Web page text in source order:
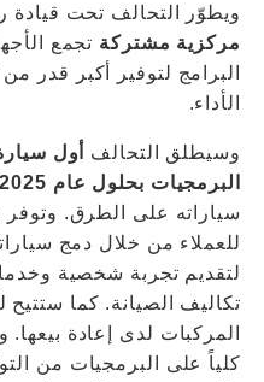
ويطوّر التحالف تحت قيادة
مركزية مشتركة تجمع
البرامج لتوفير أكبر قدر
الأداء.
وسيطلق التحالف أول
البرمجيات بحلول عام 2025
سياراته على الطرق.
للعملاء من خلال دمج
لتقديم تجربة شخصية
تكاليف الصيانة. كما
المركبات لدى إعادة
كلياً على البرمجيات من